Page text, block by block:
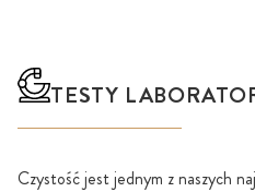
TESTY
Czystość jest jednym z naszych